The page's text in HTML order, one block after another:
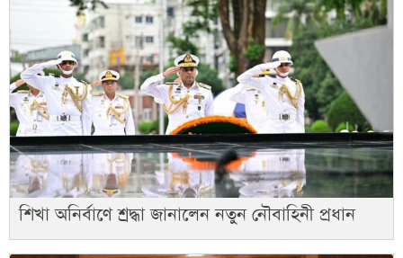
শিখা অনির্বাণে শ্রদ্ধা জানালেন নতুন নৌবাহিনী প্রধান